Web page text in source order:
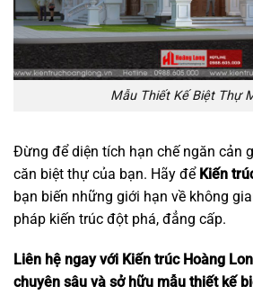
Mẫu Thiết Kế Biệt Thự
Đừng để diện tích hạn chế ngăn cản
căn biệt thự của bạn. Hãy để Kiến
bạn biến những giới hạn về không
pháp kiến trúc đột phá, đẳng cấp.
Liên hệ ngay với Kiến trúc Hoàng
chuyên sâu và sở hữu mẫu thiết kế